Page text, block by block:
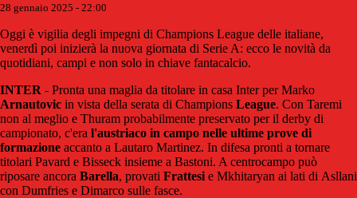
28 gennaio 2025 - 22:00
Oggi è vigilia degli impegni di Champions League delle italiane,
venerdì poi inizierà la nuova giornata di Serie A: ecco le novità da
quotidiani, campi e non solo in chiave fantacalcio.
INTER - Pronta una maglia da titolare in casa Inter per Marko
Arnautovic in vista della serata di Champions League. Con Taremi
non al meglio e Thuram probabilmente preservato per il derby di
campionato, c'era l'austriaco in campo nelle ultime prove di
formazione accanto a Lautaro Martinez. In difesa pronti a tornare
titolari Pavard e Bisseck insieme a Bastoni. A centrocampo può
riposare ancora Barella, provati Frattesi e Mkhitaryan ai lati di Asllani
con Dumfries e Dimarco sulle fasce.